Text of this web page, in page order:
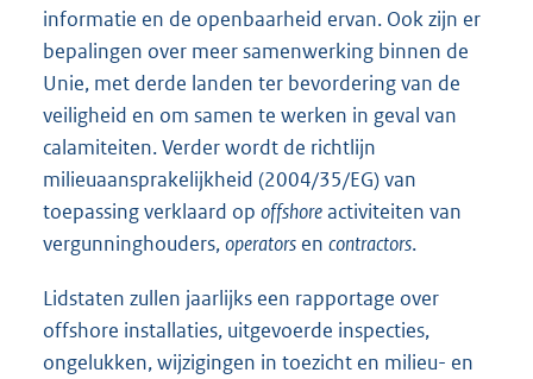
informatie en de openbaarheid ervan. Ook zijn er
bepalingen over meer samenwerking binnen de
Unie, met derde landen ter bevordering van de
veiligheid en om samen te werken in geval van
calamiteiten. Verder wordt de richtlijn
milieuaansprakelijkheid (2004/35/EG) van
toepassing verklaard op offshoreactiviteiten van
vergunninghouders,operators en contractors.
Lidstaten zullen jaarlijks een rapportage over
offshore installaties, uitgevoerde inspecties,
ongelukken, wijzigingen in toezicht en milieu- en